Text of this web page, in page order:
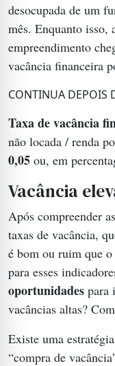
desocupada de um
mês. Enquanto isso,
empreendimento
vacância financeira
CONTINUA DEPOIS
Taxa de vacância
não locada / renda
0,05 ou, em
Vacância
Após compreender
taxas de vacância,
é bom ou ruim que
para esses
oportunidades para
vacâncias altas?
Existe uma
“compra de